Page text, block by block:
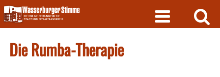
Skip
to
content
Die Rumba-Therapie